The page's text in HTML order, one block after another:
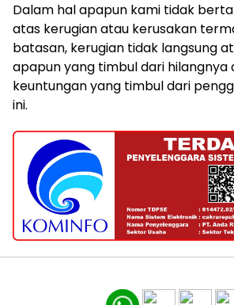
Dalam hal apapun kami tidak
atas kerugian atau kerusakan
batasan, kerugian tidak langsung
apapun yang timbul dari hilangnya
keuntungan yang timbul dari
ini.